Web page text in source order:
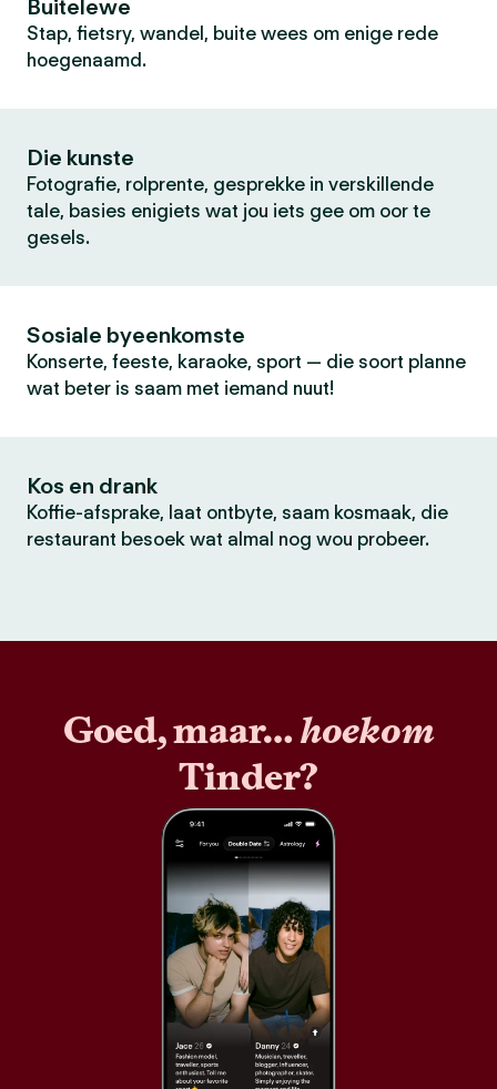
Buitelewe
Stap, fietsry, wandel, buite wees om enige rede
hoegenaamd.
Die kunste
Fotografie, rolprente, gesprekke in verskillende
tale, basies enigiets wat jou iets gee om oor te
gesels.
Sosiale byeenkomste
Konserte, feeste, karaoke, sport — die soort planne
wat beter is saam met iemand nuut!
Kos en drank
Koffie-afsprake, laat ontbyte, saam kosmaak, die
restaurant besoek wat almal nog wou probeer.
Goed, maar…hoekom
Tinder?